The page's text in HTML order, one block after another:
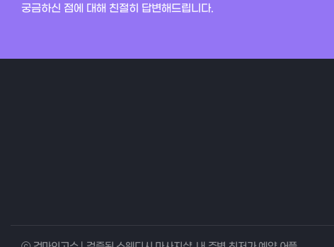
궁금하신 점에 대해 친절히 답변해드립니다.